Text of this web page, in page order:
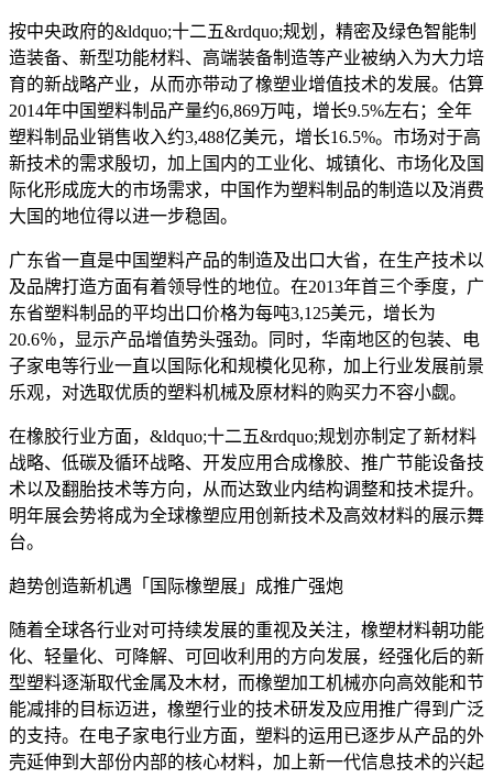
按中央政府的&ldquo;十二五&rdquo;规划，精密及绿色智能制
造装备、新型功能材料、高端装备制造等产业被纳入为大力培
育的新战略产业，从而亦带动了橡塑业增值技术的发展。估算
2014年中国塑料制品产量约6,869万吨，增长9.5%左右；全年
塑料制品业销售收入约3,488亿美元，增长16.5%。市场对于高
新技术的需求殷切，加上国内的工业化、城镇化、市场化及国
际化形成庞大的市场需求，中国作为塑料制品的制造以及消费
大国的地位得以进一步稳固。
广东省一直是中国塑料产品的制造及出口大省，在生产技术以
及品牌打造方面有着领导性的地位。在2013年首三个季度，广
东省塑料制品的平均出口价格为每吨3,125美元，增长为
20.6％，显示产品增值势头强劲。同时，华南地区的包装、电
子家电等行业一直以国际化和规模化见称，加上行业发展前景
乐观，对选取优质的塑料机械及原材料的购买力不容小觑。
在橡胶行业方面，&ldquo;十二五&rdquo;规划亦制定了新材料
战略、低碳及循环战略、开发应用合成橡胶、推广节能设备技
术以及翻胎技术等方向，从而达致业内结构调整和技术提升。
明年展会势将成为全球橡塑应用创新技术及高效材料的展示舞
台。
趋势创造新机遇「国际橡塑展」成推广强炮
随着全球各行业对可持续发展的重视及关注，橡塑材料朝功能
化、轻量化、可降解、可回收利用的方向发展，经强化后的新
型塑料逐渐取代金属及木材，而橡塑加工机械亦向高效能和节
能减排的目标迈进，橡塑行业的技术研发及应用推广得到广泛
的支持。在电子家电行业方面，塑料的运用已逐步从产品的外
壳延伸到大部份内部的核心材料，加上新一代信息技术的兴起